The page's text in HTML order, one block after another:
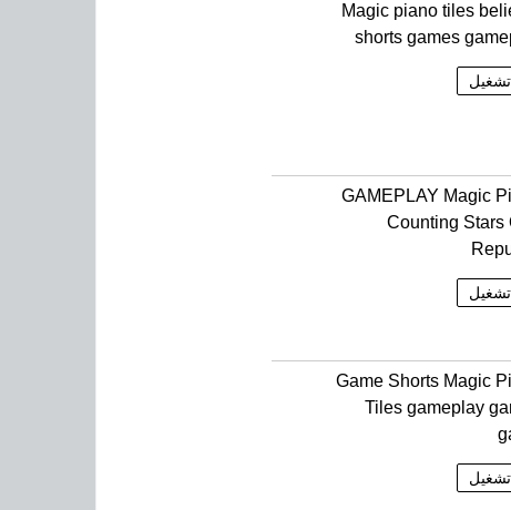
Magic piano tiles
shorts games
تشغيل
GAMEPLAY Magic
Counting Stars
تشغيل
Game Shorts Magic
Tiles gameplay
تشغيل